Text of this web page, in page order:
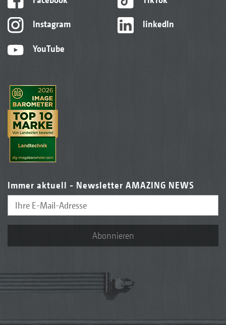
Instagram
YouTube
linkedIn
Immer aktuell - Newsletter AMAZING NEWS
Abonnieren